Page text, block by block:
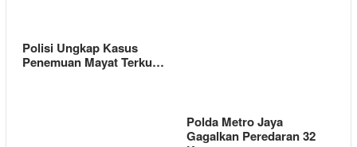
Polisi Ungkap Kasus
Penemuan Mayat Terku…
Polda Metro Jaya
Gagalkan Peredaran 32